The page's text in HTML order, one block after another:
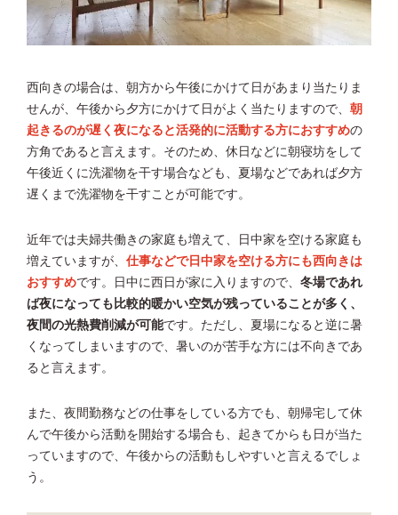
西向きの場合は、朝方から午後にかけて日があまり当たりま
せんが、午後から夕方にかけて日がよく当たりますので、 朝
起きるのが遅く夜になると活発的に活動する方におすすめの
方角であると言えます。そのため、休日などに朝寝坊をして
午後近くに洗濯物を干す場合なども、夏場などであれば夕方
遅くまで洗濯物を干すことが可能です。
近年では夫婦共働きの家庭も増えて、日中家を空ける家庭も
増えていますが、 仕事などで日中家を空ける方にも西向きは
おすすめです。日中に西日が家に入りますので、 冬場であれ
ば夜になっても比較的暖かい空気が残っていることが多く、
夜間の光熱費削減が可能です。ただし、夏場になると逆に暑
くなってしまいますので、暑いのが苦手な方には不向きであ
ると言えます。
また、夜間勤務などの仕事をしている方でも、朝帰宅して休
んで午後から活動を開始する場合も、起きてからも日が当た
っていますので、午後からの活動もしやすいと言えるでしょ
う。